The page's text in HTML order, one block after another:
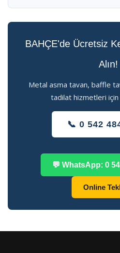
BAHÇE'de Ücretsiz
Alın!
Metal asma tavan, baffle
tadilat hizmetleri için
📞 0 542
💬 WhatsApp: 0
Online